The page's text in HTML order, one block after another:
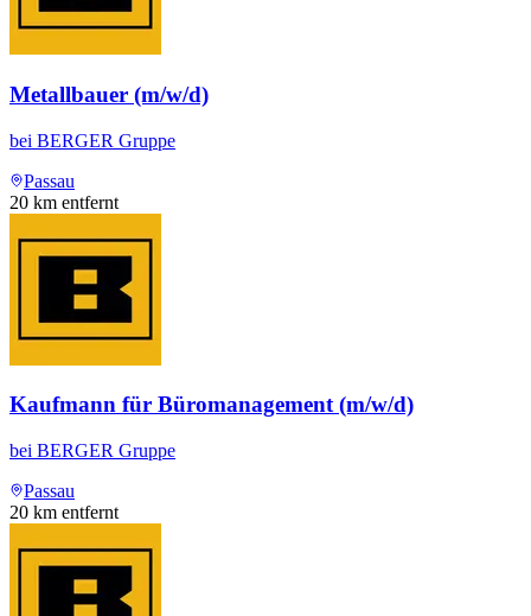
Metallbauer (m/w/d)
bei BERGER Gruppe
Passau
20 km entfernt
Kaufmann für Büromanagement (m/w/d)
bei BERGER Gruppe
Passau
20 km entfernt